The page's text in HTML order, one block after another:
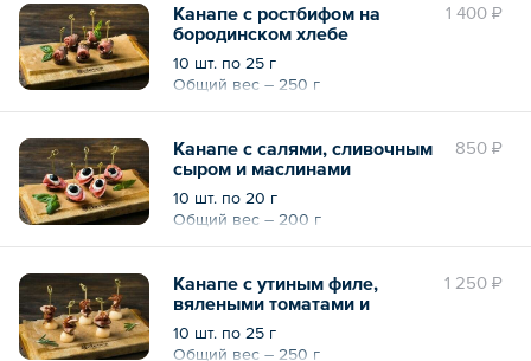
1 400 ₽
Канапе с ростбифом на
бородинском хлебе
10 шт. по 25 г
Общий вес – 250 г
850 ₽
Канапе с салями, сливочным
сыром и маслинами
10 шт. по 20 г
Общий вес – 200 г
1 250 ₽
Канапе с утиным филе,
вялеными томатами и
грушей
10 шт. по 25 г
Общий вес – 250 г